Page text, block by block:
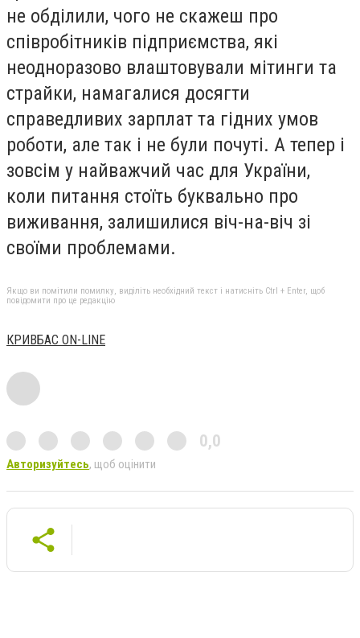
не обділили, чого не скажеш про
співробітників підприємства, які
неодноразово влаштовували мітинги та
страйки, намагалися досягти
справедливих зарплат та гідних умов
роботи, але так і не були почуті. А тепер і
зовсім у найважчий час для України,
коли питання стоїть буквально про
виживання, залишилися віч-на-віч зі
своїми проблемами.
Якщо ви помітили помилку, виділіть необхідний текст і натисніть Ctrl + Enter, щоб
повідомити про це редакцію
КРИВБАС ON-LINE
0,0
Авторизуйтесь, щоб оцінити